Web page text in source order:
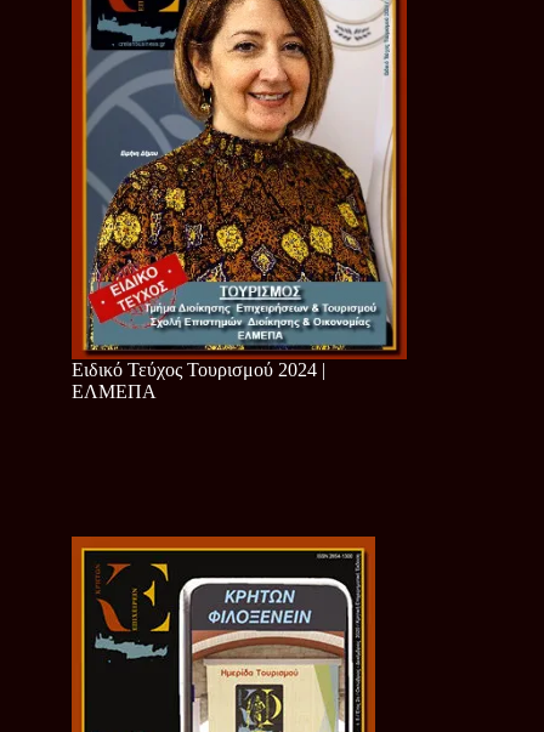
Ειδικό Τεύχος Τουρισμού 2024 |
ΕΛΜΕΠΑ